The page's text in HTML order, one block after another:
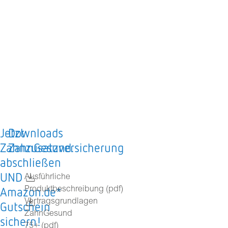
Jetzt
Zahnzusatzversicherung
abschließen
UND
Amazon.de*
Gutschein
sichern!
Downloads
ZahnGesund.
Ausführliche
Produktbeschreibung (pdf)
Vertragsgrundlagen
ZahnGesund
75+ (pdf)